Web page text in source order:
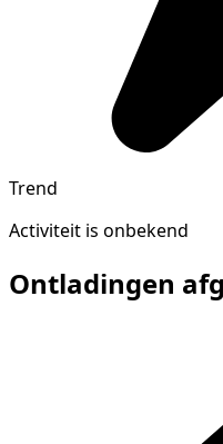
Trend
Activiteit is onbekend
Ontladingen